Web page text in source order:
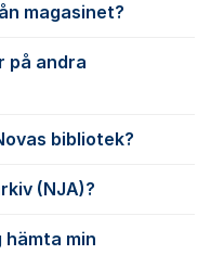
magasinet?
på andra
bibliotek?
(NJA)?
hämta min